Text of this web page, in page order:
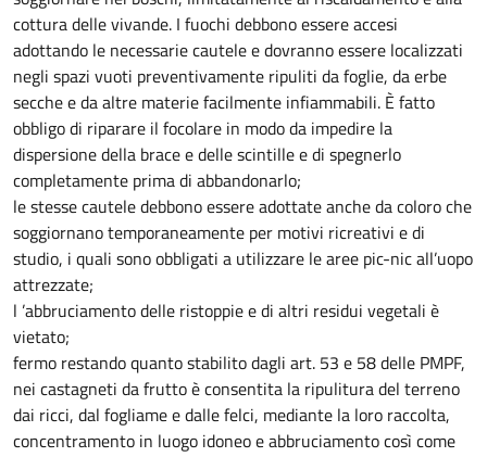
cottura delle vivande. I fuochi debbono essere accesi
adottando le necessarie cautele e dovranno essere localizzati
negli spazi vuoti preventivamente ripuliti da foglie, da erbe
secche e da altre materie facilmente infiammabili. È fatto
obbligo di riparare il focolare in modo da impedire la
dispersione della brace e delle scintille e di spegnerlo
completamente prima di abbandonarlo;
le stesse cautele debbono essere adottate anche da coloro che
soggiornano temporaneamente per motivi ricreativi e di
studio, i quali sono obbligati a utilizzare le aree pic-nic all’uopo
attrezzate;
l ’abbruciamento delle ristoppie e di altri residui vegetali è
vietato;
fermo restando quanto stabilito dagli art. 53 e 58 delle PMPF,
nei castagneti da frutto è consentita la ripulitura del terreno
dai ricci, dal fogliame e dalle felci, mediante la loro raccolta,
concentramento in luogo idoneo e abbruciamento così come